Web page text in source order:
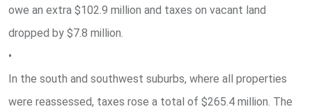
owe an extra $102.9 million and taxes on vacant land
dropped by $7.8 million.
•
In the south and southwest suburbs, where all properties
were reassessed, taxes rose a total of $265.4 million. The